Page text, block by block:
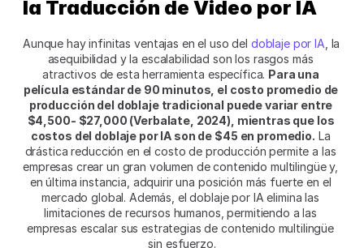
la Traducción de Video por IA
Aunque hay infinitas ventajas en el uso del doblaje por IA , la
asequibilidad y la escalabilidad son los rasgos más
atractivos de esta herramienta específica. Para una
película estándar de 90 minutos, el costo promedio de
producción del doblaje tradicional puede variar entre
$4,500- $27,000 (Verbalate, 2024), mientras que los
costos del doblaje por IA son de $45 en promedio. La
drástica reducción en el costo de producción permite a las
empresas crear un gran volumen de contenido multilingüe y,
en última instancia, adquirir una posición más fuerte en el
mercado global. Además, el doblaje por IA elimina las
limitaciones de recursos humanos, permitiendo a las
empresas escalar sus estrategias de contenido multilingüe
sin esfuerzo.